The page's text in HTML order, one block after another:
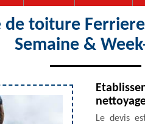
de toiture
Semaine &
Le devis